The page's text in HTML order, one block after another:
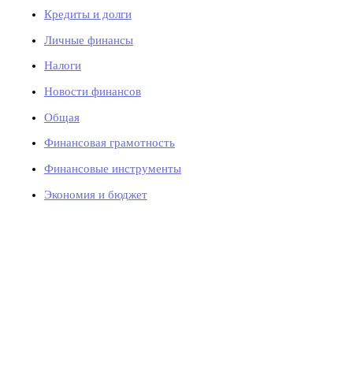
Кредиты и долги
Личные финансы
Налоги
Новости финансов
Общая
Финансовая грамотность
Финансовые инструменты
Экономия и бюджет